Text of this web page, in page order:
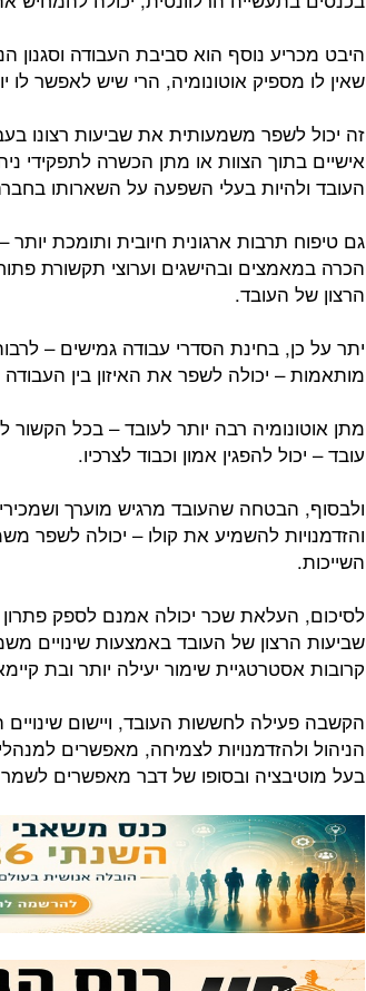
היבט מכריע נוסף הוא סביבת העבודה וסגנון
שאין לו מספיק אוטונומיה, הרי שיש לאפשר לו
זה יכול לשפר משמעותית את שביעות רצונו
אישיים בתוך הצוות או מתן הכשרה לתפקידי
העובד ולהיות בעלי השפעה על השארותו
גם טיפוח תרבות ארגונית חיובית ותומכת יותר
הכרה במאמצים ובהישגים וערוצי תקשורת
הרצון של העובד.
יתר על כן, בחינת הסדרי עבודה גמישים –
מותאמות – יכולה לשפר את האיזון בין
מתן אוטונומיה רבה יותר לעובד – בכל
עובד – יכול להפגין אמון וכבוד לצרכיו.
ולבסוף, הבטחה שהעובד מרגיש מוערך
והזדמנויות להשמיע את קולו – יכולה לשפר
השייכות.
לסיכום, העלאת שכר יכולה אמנם לספק פתרון
שביעות הרצון של העובד באמצעות שינויים
קרובות אסטרטגיית שימור יעילה יותר ובת
הקשבה פעילה לחששות העובד, ויישום
הניהול ולהזדמנויות לצמיחה, מאפשרים
בעל מוטיבציה ובסופו של דבר מאפשרים